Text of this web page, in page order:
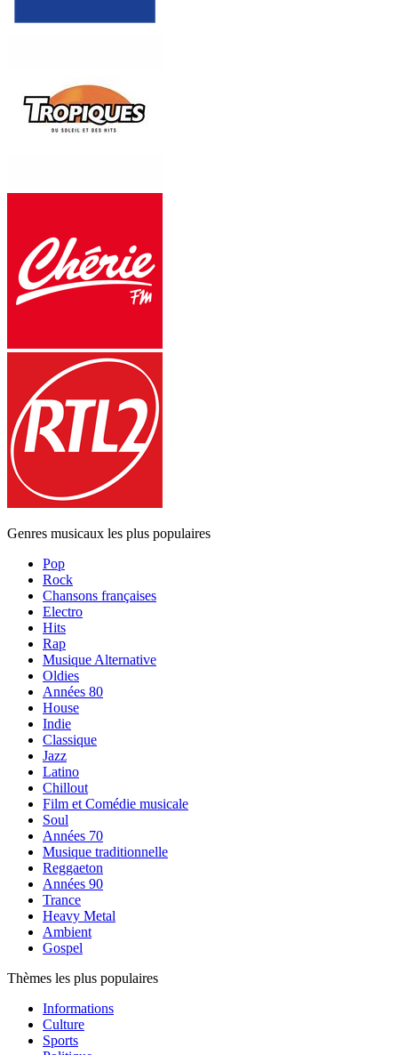
Genres musicaux les plus populaires
Pop
Rock
Chansons françaises
Electro
Hits
Rap
Musique Alternative
Oldies
Années 80
House
Indie
Classique
Jazz
Latino
Chillout
Film et Comédie musicale
Soul
Années 70
Musique traditionnelle
Reggaeton
Années 90
Trance
Heavy Metal
Ambient
Gospel
Thèmes les plus populaires
Informations
Culture
Sports